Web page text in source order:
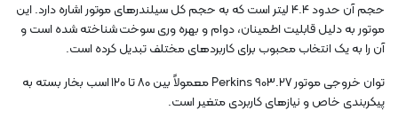
حجم آن حدود 4.4 لیتر است که به حجم کل سیلندرهای موتور اشاره دارد. این
موتور به دلیل قابلیت اطمینان، دوام و بهره وری سوخت شناخته شده است و
آن را به یک انتخاب محبوب برای کاربردهای مختلف تبدیل کرده است.
توان خروجی موتور Perkins 903.27 معمولاً بین 80 تا 120 اسب بخار بسته به
پیکربندی خاص و نیازهای کاربردی متغیر است.